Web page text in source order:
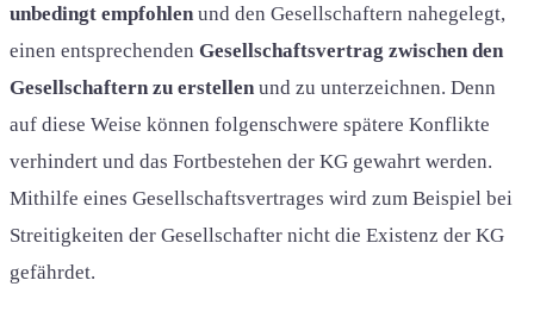
unbedingt empfohlen und den Gesellschaftern nahegelegt,
einen entsprechenden Gesellschaftsvertrag zwischen den
Gesellschaftern zu erstellen und zu unterzeichnen. Denn
auf diese Weise können folgenschwere spätere Konflikte
verhindert und das Fortbestehen der KG gewahrt werden.
Mithilfe eines Gesellschaftsvertrages wird zum Beispiel bei
Streitigkeiten der Gesellschafter nicht die Existenz der KG
gefährdet.